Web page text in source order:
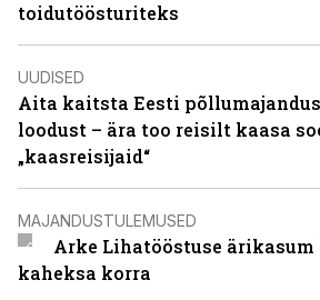
toidutöösturiteks
UUDISED
Aita kaitsta Eesti
loodust – ära too reisilt kaasa
„kaasreisijaid“
MAJANDUSTULEMUSED
Arke Lihatööstuse ärikasum
kaheksa korra